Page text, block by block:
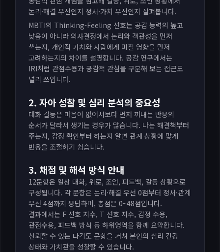
논리·해결 우선인지 정서·가치 우선인지 살펴봅니다.
MBTI의 Thinking-Feeling 선호는 공감 능력의 높고
낮음이 아니라 의사결정에서 논리와 객관성을 먼저
쓰는지, 개인적 가치와 사람에게 미칠 영향을 먼저
고려하는지의 차이를 설명합니다. 공감 연구에서는
IRI처럼 관점수용과 공감적 관심을 구분해 보는 접근도
널리 쓰입니다.
2. 자아 성찰 및 심리 분석의 중요성
대화 갈등은 마음이 없어서보다 먼저 꺼내는 반응의
순서가 달라서 생기는 경우가 많습니다. 나는 해결책부터
주는지, 감정 확인부터 하는지 알면 관계 상황에 맞게
반응을 조절하기 쉽습니다.
3. 채점 및 해석 방식 안내
12문항은 일상 대화, 위로, 조언, 피드백, 갈등 상황으로
구성됩니다. 각 문항은 논리·해결 우선 0점부터 정서·관계
우선 4점까지 응답하며, 총점은 0~48점입니다.
결과에서는 F 선호 지수, T 선호 지수, 감정 수용,
관점수용, 피드백 방식 등 하위영역을 함께 요약합니다.
신뢰할 수 있는 다각도 문항을 거쳐 본인의 심리 건강
상태와 가치관을 성찰할 수 있습니다.